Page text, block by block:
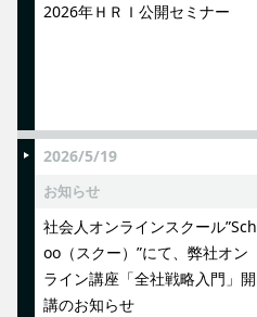
2026年ＨＲＩ公開セミナー
2026/5/19
お知らせ
社会人オンラインスクール”Sch
oo（スクー）”にて、弊社オン
ライン講座「全社戦略入門」開
講のお知らせ